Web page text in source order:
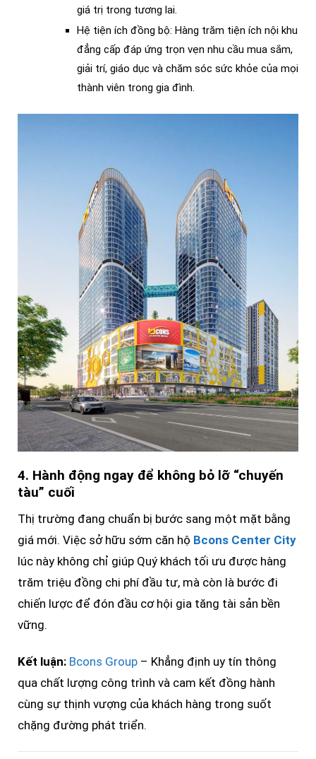
giá trị trong tương lai.
Hệ tiện ích đồng bộ: Hàng trăm tiện ích nội khu
đẳng cấp đáp ứng trọn vẹn nhu cầu mua sắm,
giải trí, giáo dục và chăm sóc sức khỏe của mọi
thành viên trong gia đình.
4. Hành động ngay để không bỏ lỡ “chuyến
tàu” cuối
Thị trường đang chuẩn bị bước sang một mặt bằng
giá mới. Việc sở hữu sớm căn hộ Bcons Center City
lúc này không chỉ giúp Quý khách tối ưu được hàng
trăm triệu đồng chi phí đầu tư, mà còn là bước đi
chiến lược để đón đầu cơ hội gia tăng tài sản bền
vững.
Kết luận: Bcons Group – Khẳng định uy tín thông
qua chất lượng công trình và cam kết đồng hành
cùng sự thịnh vượng của khách hàng trong suốt
chặng đường phát triển.